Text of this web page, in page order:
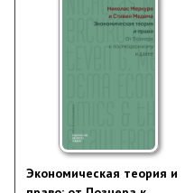
Экономическая теория и